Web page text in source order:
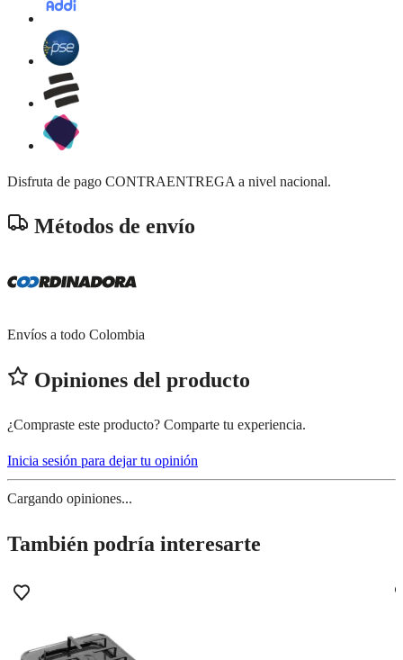
Disfruta de pago CONTRAENTREGA a nivel nacional.
Métodos de envío
Envíos a todo Colombia
Opiniones del producto
¿Compraste este producto? Comparte tu experiencia.
Inicia sesión para dejar tu opinión
Cargando opiniones...
También podría interesarte